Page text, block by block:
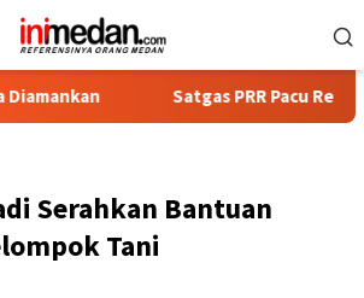
Satgas PRR Pacu Realisasi
Serahkan Bantuan
Tani